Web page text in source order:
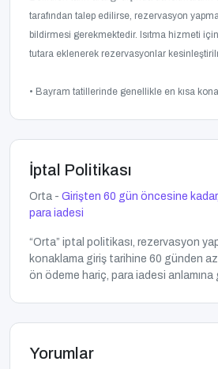
tarafından talep edilirse, rezervasyon
bildirmesi gerekmektedir. Isıtma hizmeti
tutara eklenerek rezervasyonlar
• Bayram tatillerinde genellikle en kısa
İptal Politikası
Orta - Girişten 60 gün öncesine
para iadesi
“Orta” iptal politikası, rezervasyon
konaklama giriş tarihine 60 günden az
ön ödeme hariç, para iadesi anlamına
Yorumlar